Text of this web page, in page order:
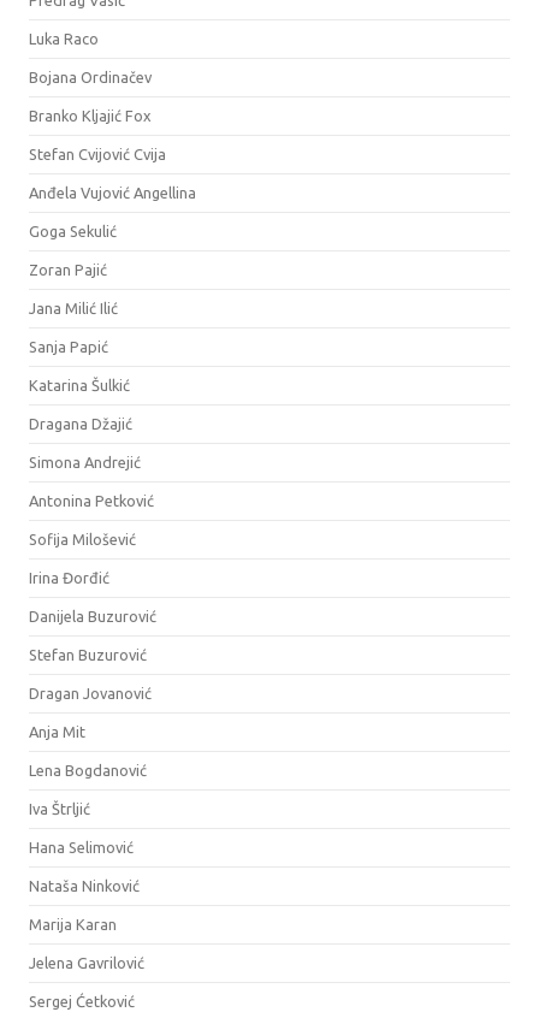
Luka Raco
Bojana Ordinačev
Branko Kljajić Fox
Stefan Cvijović Cvija
Anđela Vujović Angellina
Goga Sekulić
Zoran Pajić
Jana Milić Ilić
Sanja Papić
Katarina Šulkić
Dragana Džajić
Simona Andrejić
Antonina Petković
Sofija Milošević
Irina Đorđić
Danijela Buzurović
Stefan Buzurović
Dragan Jovanović
Anja Mit
Lena Bogdanović
Iva Štrljić
Hana Selimović
Nataša Ninković
Marija Karan
Jelena Gavrilović
Sergej Ćetković